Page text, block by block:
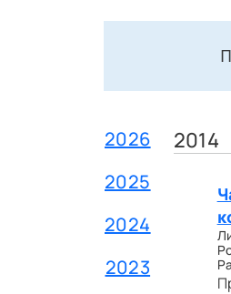
2026
2025
2024
2023
2014